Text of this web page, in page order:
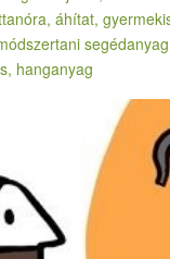
áhítat,
segédanyag
hanganyag